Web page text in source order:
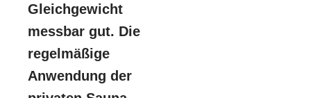
Gleichgewicht
messbar gut. Die
regelmäßige
Anwendung der